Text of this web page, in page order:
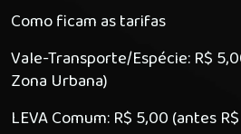
Como ficam as tarifas
Vale-Transporte/Espécie: R$
Zona Urbana)
LEVA Comum: R$ 5,00 (antes